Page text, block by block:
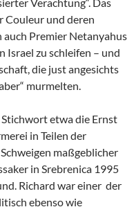
Couleur und deren
auch Premier Netanyahus
Israel zu schleifen – und
die just angesichts
murmelten.
etwa die Ernst
in Teilen der
maßgeblicher
in Srebrenica 1995
Richard war einer der
ebenso wie